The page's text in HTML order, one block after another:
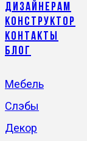
Дизайнерам
Конструктор
Контакты
Блог
Мебель
Слэбы
Декор